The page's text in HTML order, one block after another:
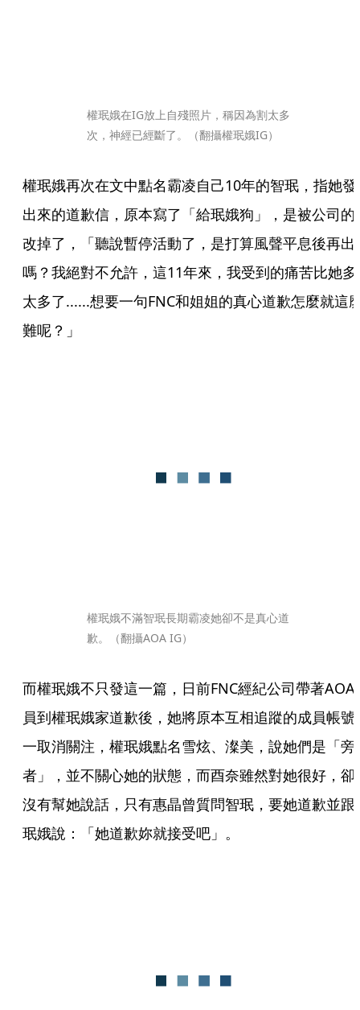
權珉娥在IG放上自殘照片，稱因為割太多
次，神經已經斷了。（翻攝權珉娥IG）
權珉娥再次在文中點名霸凌自己10年的智珉，指她發
出來的道歉信，原本寫了「給珉娥狗」，是被公司的
改掉了，「聽說暫停活動了，是打算風聲平息後再出
嗎？我絕對不允許，這11年來，我受到的痛苦比她多
太多了......想要一句FNC和姐姐的真心道歉怎麼就這
難呢？」
權珉娥不滿智珉長期霸凌她卻不是真心道
歉。（翻攝AOA IG）
而權珉娥不只發這一篇，日前FNC經紀公司帶著AOA
員到權珉娥家道歉後，她將原本互相追蹤的成員帳號
一取消關注，權珉娥點名雪炫、澯美，說她們是「旁
者」，並不關心她的狀態，而酉奈雖然對她很好，卻
沒有幫她說話，只有惠晶曾質問智珉，要她道歉並跟
珉娥說：「她道歉妳就接受吧」。